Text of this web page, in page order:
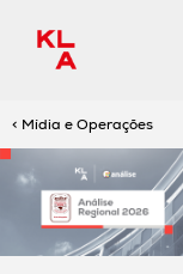
< Mídia e Operações